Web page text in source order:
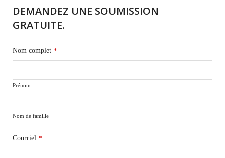
DEMANDEZ UNE SOUMISSION
GRATUITE.
Nom complet *
Prénom
Nom de famille
Courriel *